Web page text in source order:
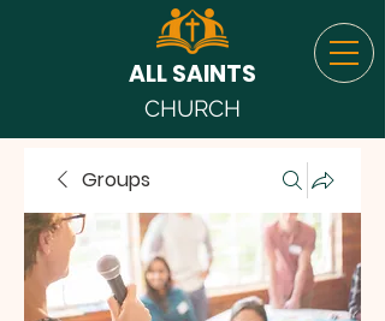
ALL SAINTS
CHURCH
Groups